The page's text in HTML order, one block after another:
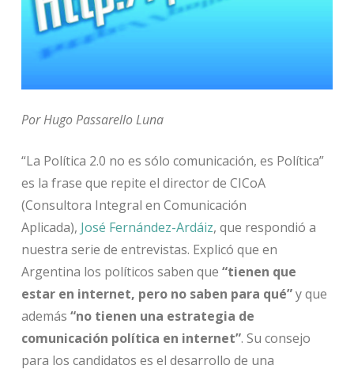
Por Hugo Passarello Luna
“La Política 2.0 no es sólo comunicación, es Política”
es la frase que repite el director de CICoA
(Consultora Integral en Comunicación
Aplicada), José Fernández-Ardáiz, que respondió a
nuestra serie de entrevistas. Explicó que en
Argentina los políticos saben que “tienen que
estar en internet, pero no saben para qué”y que
además “no tienen una estrategia de
comunicación política en internet”. Su consejo
para los candidatos es el desarrollo de una